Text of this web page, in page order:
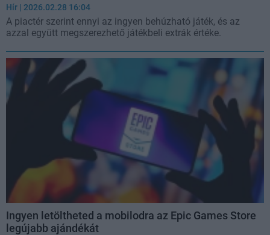
Hír | 2026.02.28 16:04
A piactér szerint ennyi az ingyen behúzható játék, és az
azzal együtt megszerezhető játékbeli extrák értéke.
Ingyen letöltheted a mobilodra az Epic Games Store
legújabb ajándékát